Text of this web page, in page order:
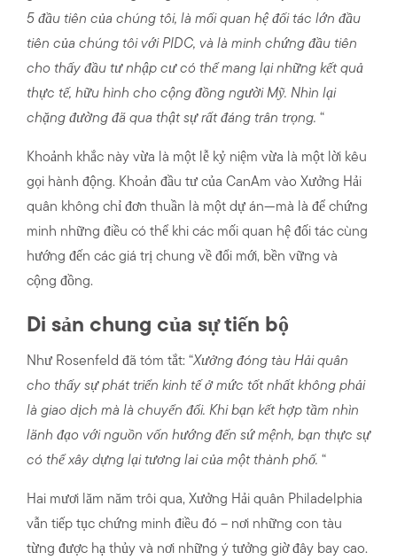
5 đầu tiên của chúng tôi, là mối quan hệ đối tác lớn đầu
tiên của chúng tôi với PIDC, và là minh chứng đầu tiên
cho thấy đầu tư nhập cư có thể mang lại những kết quả
thực tế, hữu hình cho cộng đồng người Mỹ. Nhìn lại
chặng đường đã qua thật sự rất đáng trân trọng. “
Khoảnh khắc này vừa là một lễ kỷ niệm vừa là một lời kêu
gọi hành động. Khoản đầu tư của CanAm vào Xưởng Hải
quân không chỉ đơn thuần là một dự án—mà là để chứng
minh những điều có thể khi các mối quan hệ đối tác cùng
hướng đến các giá trị chung về đổi mới, bền vững và
cộng đồng.
Di sản chung của sự tiến bộ
Như Rosenfeld đã tóm tắt: “Xưởng đóng tàu Hải quân
cho thấy sự phát triển kinh tế ở mức tốt nhất không phải
là giao dịch mà là chuyển đổi. Khi bạn kết hợp tầm nhìn
lãnh đạo với nguồn vốn hướng đến sứ mệnh, bạn thực sự
có thể xây dựng lại tương lai của một thành phố. “
Hai mươi lăm năm trôi qua, Xưởng Hải quân Philadelphia
vẫn tiếp tục chứng minh điều đó – nơi những con tàu
từng được hạ thủy và nơi những ý tưởng giờ đây bay cao.